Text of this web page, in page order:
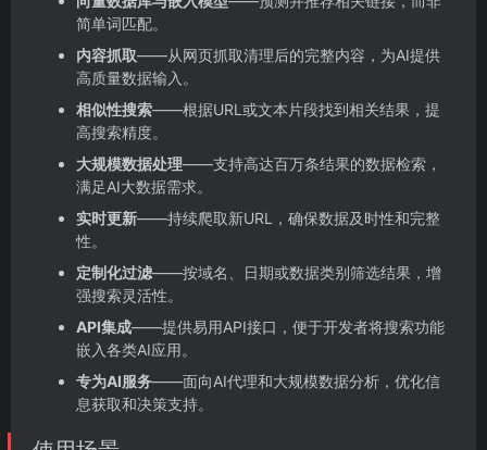
简单词匹配。
内容抓取——从网页抓取清理后的完整内容，为AI提供
高质量数据输入。
相似性搜索——根据URL或文本片段找到相关结果，提
高搜索精度。
大规模数据处理——支持高达百万条结果的数据检索，
满足AI大数据需求。
实时更新——持续爬取新URL，确保数据及时性和完整
性。
定制化过滤——按域名、日期或数据类别筛选结果，增
强搜索灵活性。
API集成——提供易用API接口，便于开发者将搜索功能
嵌入各类AI应用。
专为AI服务——面向AI代理和大规模数据分析，优化信
息获取和决策支持。